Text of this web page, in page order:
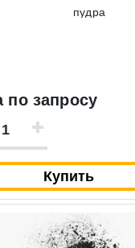
пудра
по запросу
Купить
Заявка